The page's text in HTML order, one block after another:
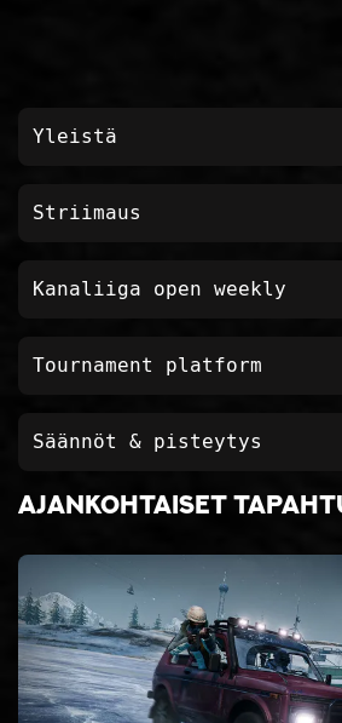
Yleistä
Striimaus
Kanaliiga open weekly
Tournament platform
Säännöt & pisteytys
Ajankohtaiset